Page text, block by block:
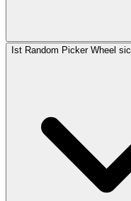
Ist Random Picker Wheel